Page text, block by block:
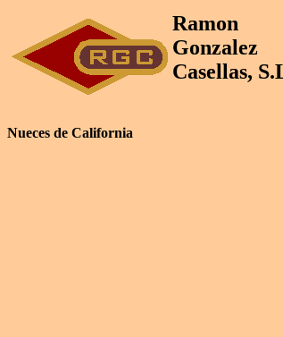
Ramon
Gonzalez
Casellas,
Nueces de California